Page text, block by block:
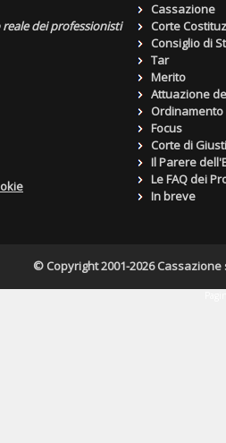
dei professionisti
Cassazione
Corte
Consiglio di
Tar
Merito
Attuazione
Focus
Corte di
Il Parere
Le FAQ dei
In breve
© Copyright 2001-2026 Cassazione